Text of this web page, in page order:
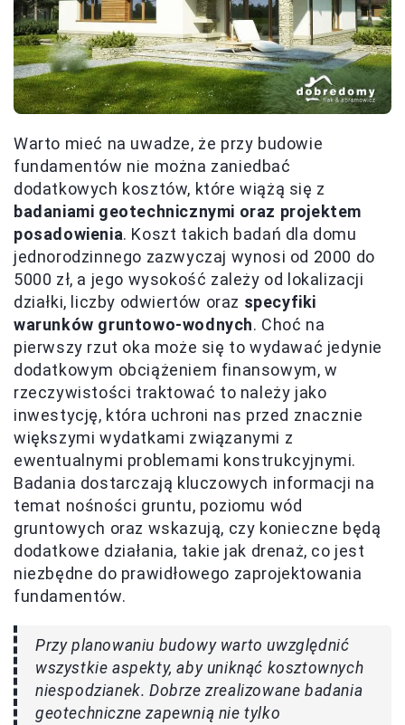
Warto mieć na uwadze, że przy budowie
fundamentów nie można zaniedbać
dodatkowych kosztów, które wiążą się z
badaniami geotechnicznymi oraz projektem
posadowienia. Koszt takich badań dla domu
jednorodzinnego zazwyczaj wynosi od 2000 do
5000 zł, a jego wysokość zależy od lokalizacji
działki, liczby odwiertów oraz specyfiki
warunków gruntowo-wodnych. Choć na
pierwszy rzut oka może się to wydawać jedynie
dodatkowym obciążeniem finansowym, w
rzeczywistości traktować to należy jako
inwestycję, która uchroni nas przed znacznie
większymi wydatkami związanymi z
ewentualnymi problemami konstrukcyjnymi.
Badania dostarczają kluczowych informacji na
temat nośności gruntu, poziomu wód
gruntowych oraz wskazują, czy konieczne będą
dodatkowe działania, takie jak drenaż, co jest
niezbędne do prawidłowego zaprojektowania
fundamentów.
Przy planowaniu budowy warto uwzględnić
wszystkie aspekty, aby uniknąć kosztownych
niespodzianek. Dobrze zrealizowane badania
geotechniczne zapewnią nie tylko